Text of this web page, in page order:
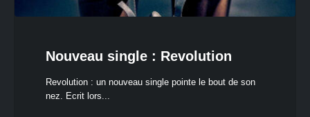
Nouveau single : Revolution
Revolution : un nouveau single pointe le bout de son
nez. Ecrit lors...